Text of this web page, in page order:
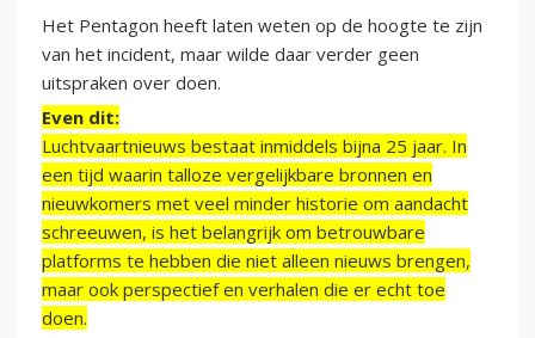
Het Pentagon heeft laten weten op de hoogte te zijn
van het incident, maar wilde daar verder geen
uitspraken over doen.
Even dit:
Luchtvaartnieuws bestaat inmiddels bijna 25 jaar. In
een tijd waarin talloze vergelijkbare bronnen en
nieuwkomers met veel minder historie om aandacht
schreeuwen, is het belangrijk om betrouwbare
platforms te hebben die niet alleen nieuws brengen,
maar ook perspectief en verhalen die er echt toe
doen.